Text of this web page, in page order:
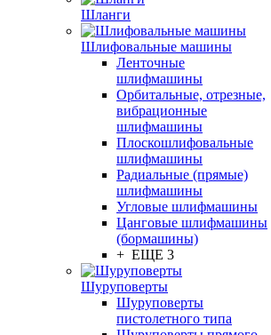
Шланги
Шлифовальные машины
Ленточные
шлифмашины
Орбитальные, отрезные,
вибрационные
шлифмашины
Плоскошлифовальные
шлифмашины
Радиальные (прямые)
шлифмашины
Угловые шлифмашины
Цанговые шлифмашины
(бормашины)
+ ЕЩЕ 3
Шуруповерты
Шуруповерты
пистолетного типа